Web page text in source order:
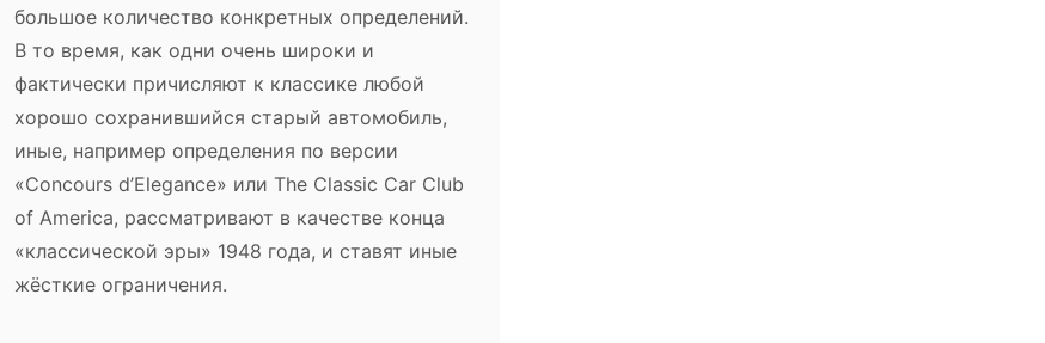
большое количество конкретных определений.
В то время, как одни очень широки и
фактически причисляют к классике любой
хорошо сохранившийся старый автомобиль,
иные, например определения по версии
«Concours d’Elegance» или The Classic Car Club
of America, рассматривают в качестве конца
«классической эры» 1948 года, и ставят иные
жёсткие ограничения.